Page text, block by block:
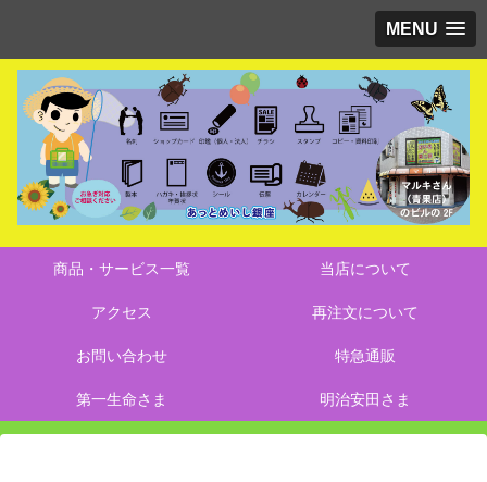
MENU
商品・サービス一覧 当店について
アクセス 再注文について
お問い合わせ 特急通販
第一生命さま 明治安田さま